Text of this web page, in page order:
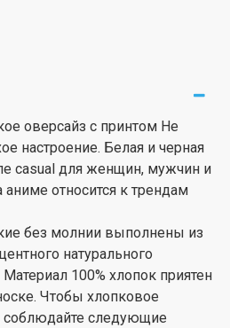
оверсайз с принтом Не
настроение. Белая и черная
casual для женщин, мужчин и
аниме относится к трендам
без молнии выполнены из
натурального
100% хлопок приятен
Чтобы хлопковое
соблюдайте следующие